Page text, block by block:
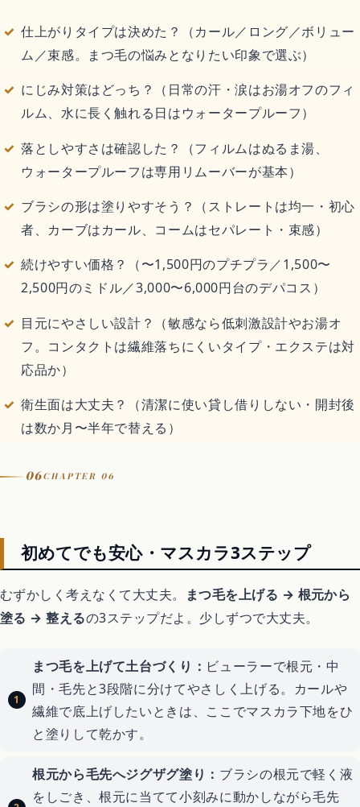
仕上がりタイプは決めた？（カール／ロング／ボリュー
ム／束感。まつ毛の悩みとなりたい印象で選ぶ）
にじみ対策はどっち？（日常の汗・涙はお湯オフのフィ
ルム、水に長く触れる日はウォータープルーフ）
落としやすさは確認した？（フィルムはぬるま湯、
ウォータープルーフは専用リムーバーが基本）
ブラシの形は塗りやすそう？（ストレートは均一・初心
者、カーブはカール、コームはセパレート・束感）
続けやすい価格？（〜1,500円のプチプラ／1,500〜
2,500円のミドル／3,000〜6,000円台のデパコス）
目元にやさしい設計？（敏感なら低刺激設計やお湯オ
フ。コンタクトは繊維落ちにくいタイプ・エクステは対
応品か）
衛生面は大丈夫？（清潔に使い貸し借りしない・開封後
は数か月〜半年で替える）
06CHAPTER 06
初めてでも安心・マスカラ3ステップ
むずかしく考えなくて大丈夫。
まつ毛を上げる → 根元から
塗る → 整えるの3ステップだよ。少しずつで大丈夫。
まつ毛を上げて土台づくり： ビューラーで根元・中
間・毛先と3段階に分けてやさしく上げる。カールや
繊維で底上げしたいときは、ここでマスカラ下地をひ
と塗りして乾かす。
根元から毛先へジグザグ塗り： ブラシの根元で軽く液
をしごき、根元に当てて小刻みに動かしながら毛先